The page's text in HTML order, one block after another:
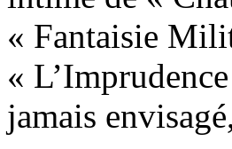
« Fantaisie
«
jamais